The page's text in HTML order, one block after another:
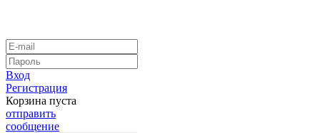
Вход
Регистрация
Корзина пуста
отправить
сообщение